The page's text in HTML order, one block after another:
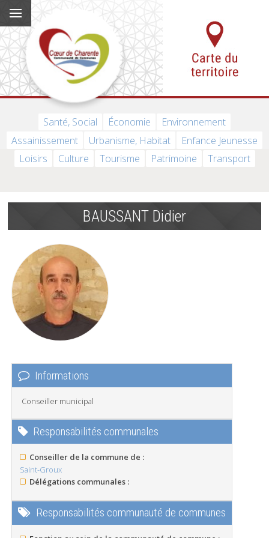
Santé, Social Économie
Environnement
Assainissement
Urbanisme, Habitat
Enfance Jeunesse
Loisirs
Culture Tourisme Patrimoine Transport
BAUSSANT Didier
Informations
Conseiller municipal
Responsabilités communales
Conseiller de la commune de :
Saint-Groux
Délégations communales :
Responsabilités communauté de communes